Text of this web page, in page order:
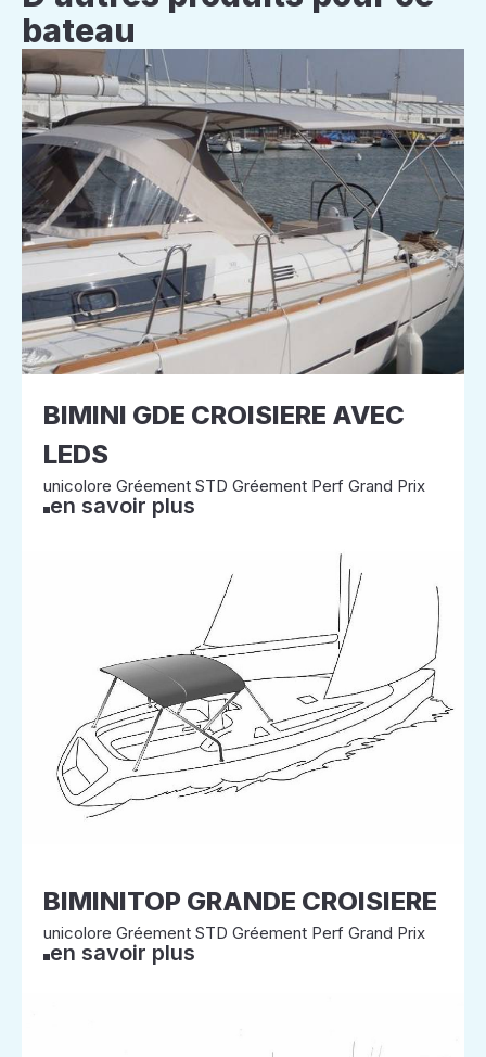
bateau
BIMINI GDE CROISIERE AVEC
LEDS
unicolore Gréement STD Gréement Perf Grand Prix
en savoir plus
BIMINITOP GRANDE CROISIERE
unicolore Gréement STD Gréement Perf Grand Prix
en savoir plus